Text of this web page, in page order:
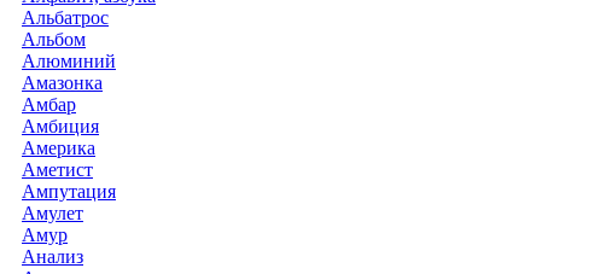
Альбатрос
Альбом
Алюминий
Амазонка
Амбар
Амбиция
Америка
Аметист
Ампутация
Амулет
Амур
Анализ